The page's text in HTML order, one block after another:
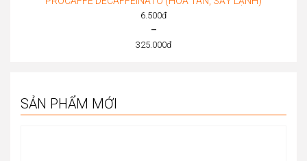
6.500đ
–
325.000đ
325.000đ
SẢN PHẨM MỚI